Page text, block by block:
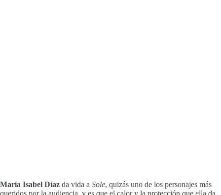
María Isabel Díaz da vida a Sole, quizás uno de los personajes más
queridos por la audiencia, y es que el calor y la protección que ella da